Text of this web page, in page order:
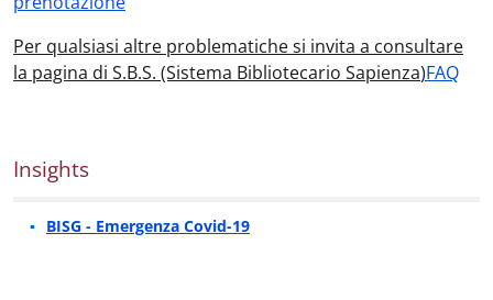
Per qualsiasi altre problematiche si invita a consultare
la pagina di S.B.S. (Sistema Bibliotecario Sapienza)FAQ
Insights
BISG - Emergenza Covid-19